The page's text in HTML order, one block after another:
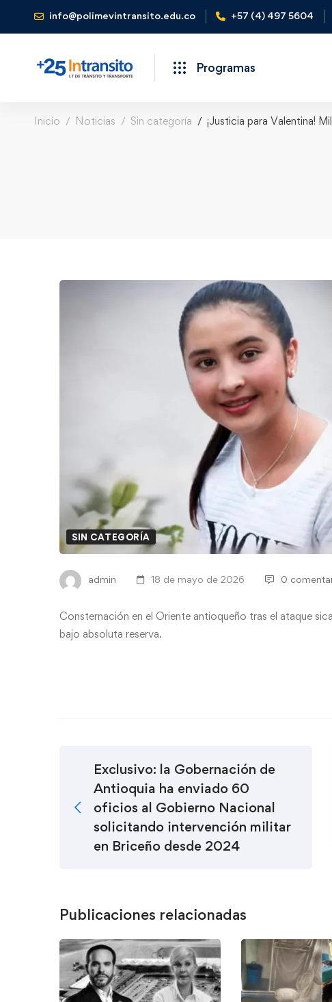
info@polimevintransito.edu.co +57 (4) 497 5604
Programas
Inicio Noticias Sin categoría ¡Justicia para Valentina!
SIN CATEGORÍA
admin 18 de mayo de 2026 0
Consternación en el Oriente antioqueño tras el ataque
bajo absoluta reserva.
Exclusivo: la Gobernación de
Antioquia ha enviado 60
oficios al Gobierno Nacional
solicitando intervención militar
en Briceño desde 2024
Publicaciones relacionadas